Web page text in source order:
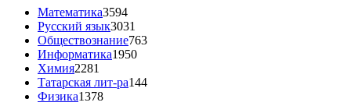
Математика3594
Русский язык3031
Обществознание763
Информатика1950
Химия2281
Татарская лит-ра144
Физика1378